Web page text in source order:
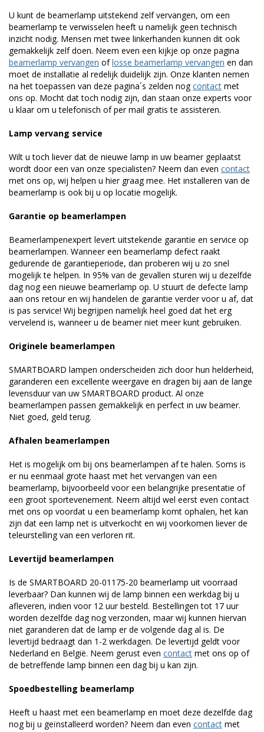
U kunt de beamerlamp uitstekend zelf vervangen, om een
beamerlamp te verwisselen heeft u namelijk geen technisch
inzicht nodig. Mensen met twee linkerhanden kunnen dit ook
gemakkelijk zelf doen. Neem even een kijkje op onze pagina
beamerlamp vervangen oflosse beamerlamp vervangen en dan
moet de installatie al redelijk duidelijk zijn. Onze klanten nemen
na het toepassen van deze pagina´s zelden nogcontact met
ons op. Mocht dat toch nodig zijn, dan staan onze experts voor
u klaar om u telefonisch of per mail gratis te assisteren.
Lamp vervang service
Wilt u toch liever dat de nieuwe lamp in uw beamer geplaatst
wordt door een van onze specialisten? Neem dan even contact
met ons op, wij helpen u hier graag mee. Het installeren van de
beamerlamp is ook bij u op locatie mogelijk.
Garantie op beamerlampen
Beamerlampenexpert levert uitstekende garantie en service op
beamerlampen. Wanneer een beamerlamp defect raakt
gedurende de garantieperiode, dan proberen wij u zo snel
mogelijk te helpen. In 95% van de gevallen sturen wij u dezelfde
dag nog een nieuwe beamerlamp op. U stuurt de defecte lamp
aan ons retour en wij handelen de garantie verder voor u af, dat
is pas service! Wij begrijpen namelijk heel goed dat het erg
vervelend is, wanneer u de beamer niet meer kunt gebruiken.
Originele beamerlampen
SMARTBOARD lampen onderscheiden zich door hun helderheid,
garanderen een excellente weergave en dragen bij aan de lange
levensduur van uw SMARTBOARD product. Al onze
beamerlampen passen gemakkelijk en perfect in uw beamer.
Niet goed, geld terug.
Afhalen beamerlampen
Het is mogelijk om bij ons beamerlampen af te halen. Soms is
er nu eenmaal grote haast met het vervangen van een
beamerlamp, bijvoorbeeld voor een belangrijke presentatie of
een groot sportevenement. Neem altijd wel eerst even contact
met ons op voordat u een beamerlamp komt ophalen, het kan
zijn dat een lamp net is uitverkocht en wij voorkomen liever de
teleurstelling van een verloren rit.
Levertijd beamerlampen
Is de SMARTBOARD 20-01175-20 beamerlamp uit voorraad
leverbaar? Dan kunnen wij de lamp binnen een werkdag bij u
afleveren, indien voor 12 uur besteld. Bestellingen tot 17 uur
worden dezelfde dag nog verzonden, maar wij kunnen hiervan
niet garanderen dat de lamp er de volgende dag al is. De
levertijd bedraagt dan 1-2 werkdagen. De levertijd geldt voor
Nederland en België. Neem gerust even contact met ons op of
de betreffende lamp binnen een dag bij u kan zijn.
Spoedbestelling beamerlamp
Heeft u haast met een beamerlamp en moet deze dezelfde dag
nog bij u geïnstalleerd worden? Neem dan even contact met